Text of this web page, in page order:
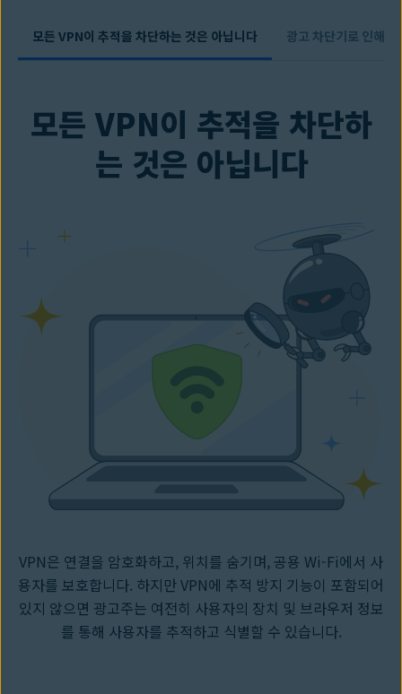
모든 VPN이 추적을 차단하는 것은 아닙니다 광고 차단기로 인해
모든 VPN이 추적을 차단하
는 것은 아닙니다
VPN은 연결을 암호화하고, 위치를 숨기며, 공용 Wi-Fi에서 사
용자를 보호합니다. 하지만 VPN에 추적 방지 기능이 포함되어
있지 않으면 광고주는 여전히 사용자의 장치 및 브라우저 정보
를 통해 사용자를 추적하고 식별할 수 있습니다.